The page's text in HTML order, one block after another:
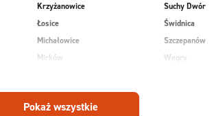
Krzyżanowice
Łosice
Michałowice
Mirków
Piekary
Piotrowice
Suchy Dwór
Świdnica
Szczepanów
Węgry
Pokaż wszystkie